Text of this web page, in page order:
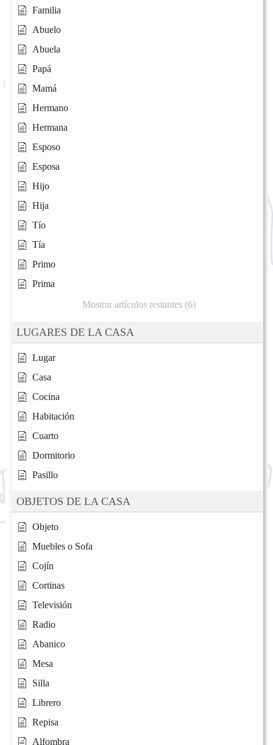
Familia
Abuelo
Abuela
Papá
Mamá
Hermano
Hermana
Esposo
Esposa
Hijo
Hija
Tío
Tía
Primo
Prima
Mostrar artículos restantes (6)
LUGARES DE LA CASA
Lugar
Casa
Cocina
Habitación
Cuarto
Dormitorio
Pasillo
OBJETOS DE LA CASA
Objeto
Muebles o Sofa
Cojín
Cortinas
Televisión
Radio
Abanico
Mesa
Silla
Librero
Repisa
Alfombra